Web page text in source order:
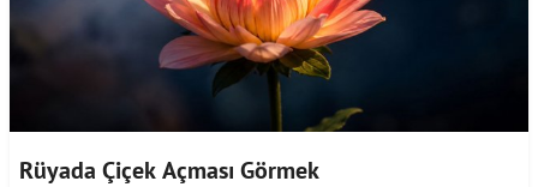
Rüyada Çiçek Açması Görmek